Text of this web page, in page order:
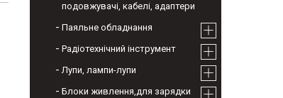
подовжувачі, кабелі, адаптери
Паяльне обладнання
Радіотехнічний інструмент
Лупи, лампи-лупи
Блоки живлення,для зарядки